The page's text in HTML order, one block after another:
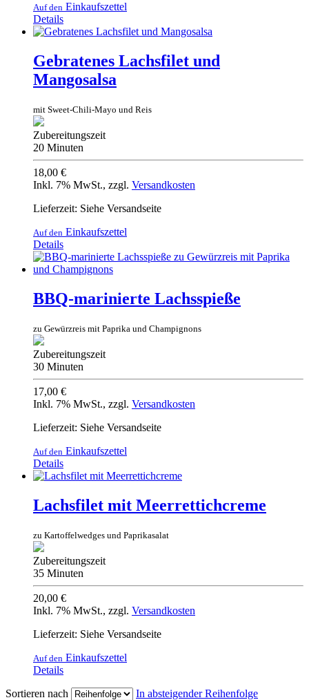
Auf den Einkaufszettel
Details
Gebratenes Lachsfilet und
Mangosalsa
mit Sweet-Chili-Mayo und Reis
Zubereitungszeit
20 Minuten
18,00 €
Inkl. 7% MwSt., zzgl. Versandkosten
Lieferzeit: Siehe Versandseite
Auf den Einkaufszettel
Details
BBQ-marinierte Lachsspieße
zu Gewürzreis mit Paprika und Champignons
Zubereitungszeit
30 Minuten
17,00 €
Inkl. 7% MwSt., zzgl. Versandkosten
Lieferzeit: Siehe Versandseite
Auf den Einkaufszettel
Details
Lachsfilet mit Meerrettichcreme
zu Kartoffelwedges und Paprikasalat
Zubereitungszeit
35 Minuten
20,00 €
Inkl. 7% MwSt., zzgl. Versandkosten
Lieferzeit: Siehe Versandseite
Auf den Einkaufszettel
Details
Sortieren nach
In absteigender Reihenfolge